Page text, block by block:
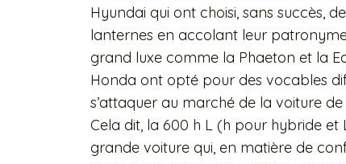
Hyundai qui ont choisi, sans succès,
lanternes en accolant leur
grand luxe comme la Phaeton et la
Honda ont opté pour des vocables
s’attaquer au marché de la voiture de
Cela dit, la 600 h L (h pour hybride
grande voiture qui, en matière de